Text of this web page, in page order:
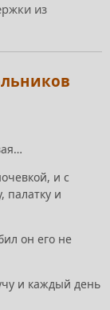
из
и с
палатку и
он его не
и каждый день